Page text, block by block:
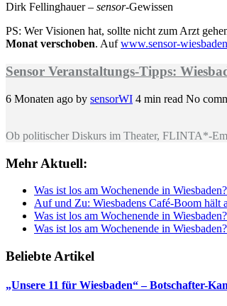
Dirk Fellinghauer – sensor-Gewissen
PS: Wer Visionen hat, sollte nicht zum Arzt
Monat verschoben. Aufwww.sensor-
Sensor Veranstaltungs-Tipps:
6 Monaten ago by sensorWI 4 min read No
Ob politischer Diskurs im Theater, FLINTA*-
Mehr Aktuell:
Was ist los am Wochenende in
Auf und Zu: Wiesbadens Café-Boom hält
Was ist los am Wochenende in
Was ist los am Wochenende in
Beliebte Artikel
„Unsere 11 für Wiesbaden“ – Botschafter-